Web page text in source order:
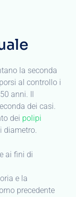
la seconda
al controllo i
anni. Il
dei casi.
dei polipi
diametro.
ai fini di
e la
precedente